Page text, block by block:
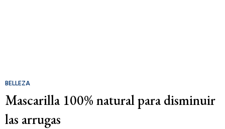
BELLEZA
Mascarilla 100% natural para disminuir
las arrugas